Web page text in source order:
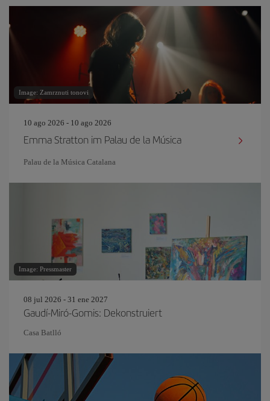
Image: Zamrznuti tonovi
10 ago 2026 - 10 ago 2026
Emma Stratton im Palau de la Música
Palau de la Música Catalana
Image: Pressmaster
08 jul 2026 - 31 ene 2027
Gaudí-Miró-Gomis: Dekonstruiert
Casa Batlló